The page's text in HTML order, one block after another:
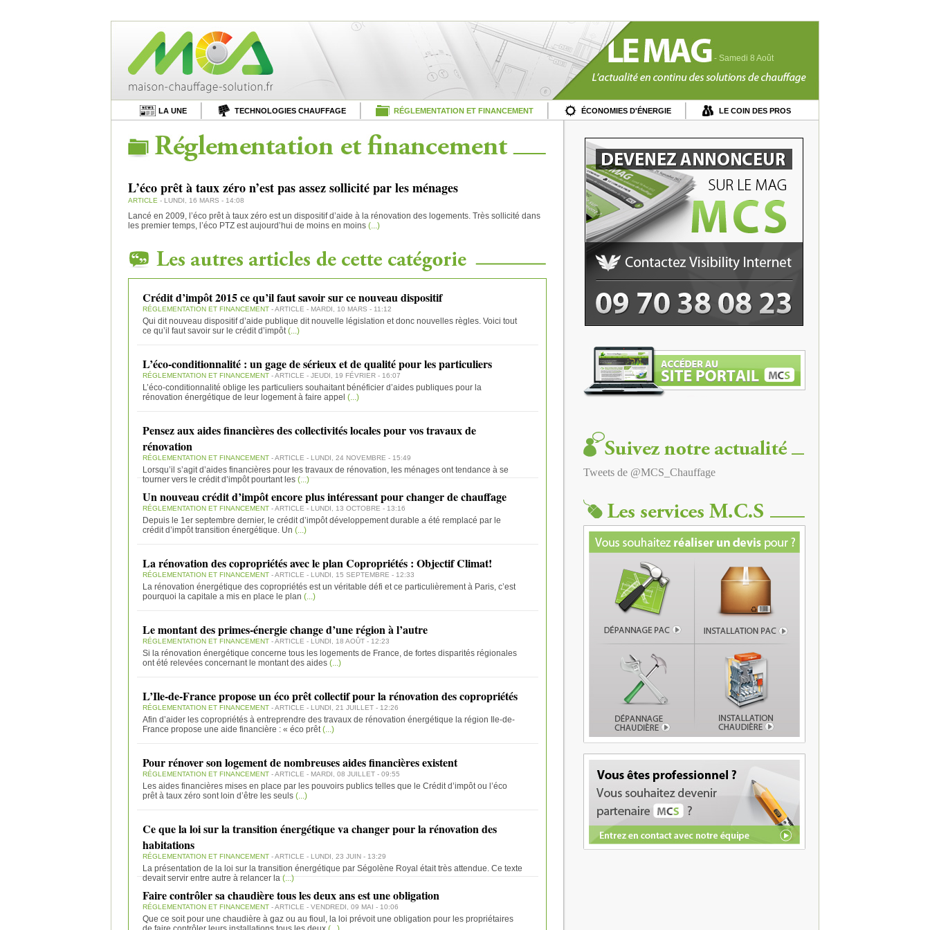
- Samedi 8 Août
LA UNE TECHNOLOGIES CHAUFFAGE RÉGLEMENTATION ET FINANCEMENT ÉCONOMIES D'ÉNERGIE LE COIN DES PROS
L’éco prêt à taux zéro n’est pas assez sollicité par les ménages
ARTICLE - LUNDI, 16 MARS - 14:08
Lancé en 2009, l’éco prêt à taux zéro est un dispositif d’aide à la rénovation des logements. Très sollicité dans
les premier temps, l’éco PTZ est aujourd’hui de moins en moins (...)
Crédit d’impôt 2015 ce qu’il faut savoir sur ce nouveau dispositif
RÉGLEMENTATION ET FINANCEMENT - ARTICLE - MARDI, 10 MARS - 11:12
Qui dit nouveau dispositif d’aide publique dit nouvelle législation et donc nouvelles règles. Voici tout
ce qu’il faut savoir sur le crédit d’impôt(...)
L’éco-conditionnalité : un gage de sérieux et de qualité pour les particuliers
RÉGLEMENTATION ET FINANCEMENT - ARTICLE - JEUDI, 19 FÉVRIER - 16:07
L’éco-conditionnalité oblige les particuliers souhaitant bénéficier d’aides publiques pour la
rénovation énergétique de leur logement à faire appel (...)
Pensez aux aides financières des collectivités locales pour vos travaux de
rénovation
RÉGLEMENTATION ET FINANCEMENT - ARTICLE - LUNDI, 24 NOVEMBRE - 15:49
Lorsqu’il s’agit d’aides financières pour les travaux de rénovation, les ménages ont tendance à se
tourner vers le crédit d’impôt pourtant les (...)
Un nouveau crédit d’impôt encore plus intéressant pour changer de chauffage
RÉGLEMENTATION ET FINANCEMENT - ARTICLE - LUNDI, 13 OCTOBRE - 13:16
Depuis le 1er septembre dernier, le crédit d’impôt développement durable a été remplacé par le
crédit d’impôt transition énergétique. Un (...)
La rénovation des copropriétés avec le plan Copropriétés : Objectif Climat!
RÉGLEMENTATION ET FINANCEMENT - ARTICLE - LUNDI, 15 SEPTEMBRE - 12:33
La rénovation énergétique des copropriétés est un véritable défi et ce particulièrement à Paris, c’est
pourquoi la capitale a mis en place le plan (...)
Le montant des primes-énergie change d’une région à l’autre
RÉGLEMENTATION ET FINANCEMENT - ARTICLE - LUNDI, 18 AOÛT - 12:23
Si la rénovation énergétique concerne tous les logements de France, de fortes disparités régionales
ont été relevées concernant le montant des aides (...)
L’Ile-de-France propose un éco prêt collectif pour la rénovation des copropriétés
RÉGLEMENTATION ET FINANCEMENT - ARTICLE - LUNDI, 21 JUILLET - 12:26
Afin d’aider les copropriétés à entreprendre des travaux de rénovation énergétique la région Ile-de-
France propose une aide financière : « éco prêt(...)
Pour rénover son logement de nombreuses aides financières existent
RÉGLEMENTATION ET FINANCEMENT - ARTICLE - MARDI, 08 JUILLET - 09:55
Les aides financières mises en place par les pouvoirs publics telles que le Crédit d’impôt ou l’éco
prêt à taux zéro sont loin d’être les seuls (...)
Ce que la loi sur la transition énergétique va changer pour la rénovation des
habitations
RÉGLEMENTATION ET FINANCEMENT - ARTICLE - LUNDI, 23 JUIN - 13:29
La présentation de la loi sur la transition énergétique par Ségolène Royal était très attendue. Ce texte
devait servir entre autre à relancer la (...)
Faire contrôler sa chaudière tous les deux ans est une obligation
RÉGLEMENTATION ET FINANCEMENT - ARTICLE - VENDREDI, 09 MAI - 10:06
Que ce soit pour une chaudière à gaz ou au fioul, la loi prévoit une obligation pour les propriétaires
Tweets de @MCS_Chauffage